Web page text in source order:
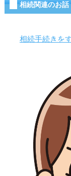
相続関連のお話
相続手続きを